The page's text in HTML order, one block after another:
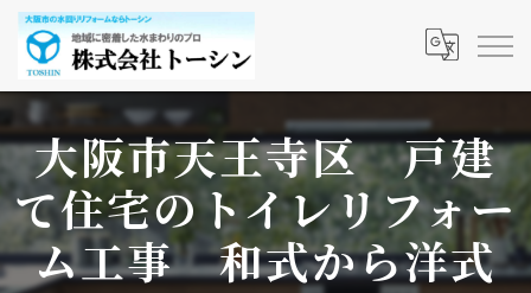
大阪市天王寺区 戸建
て住宅のトイレリフォー
ム工事 和式から洋式